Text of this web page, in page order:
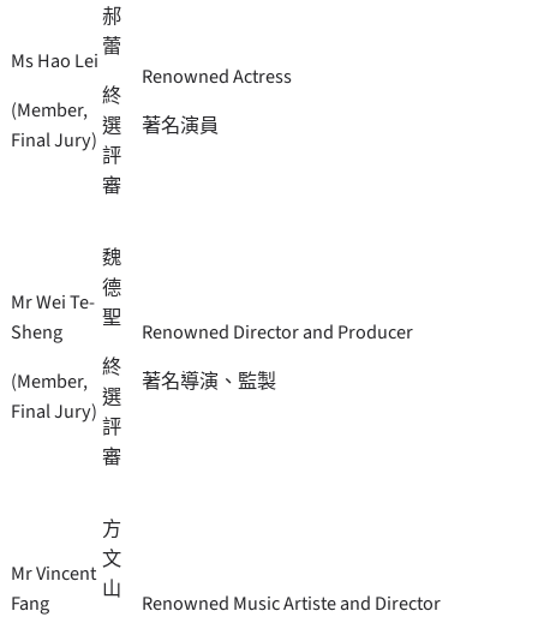
Ms Hao Lei
(Member,
Final Jury)
郝
蕾
終
選
評
審
Renowned Actress
著名演員
Mr Wei Te-
Sheng
(Member,
Final Jury)
魏
德
聖
終
選
評
審
Renowned Director and Producer
著名導演、監製
Mr Vincent
Fang
方
文
山
Renowned Music Artiste and Director